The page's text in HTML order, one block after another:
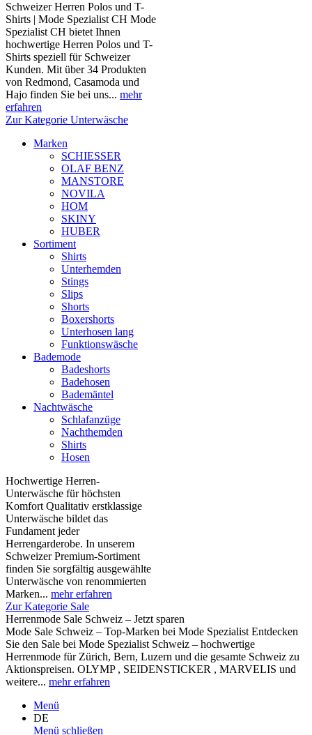
Schweizer Herren Polos und T-
Shirts | Mode Spezialist CH Mode
Spezialist CH bietet Ihnen
hochwertige Herren Polos und T-
Shirts speziell für Schweizer
Kunden. Mit über 34 Produkten
von Redmond, Casamoda und
Hajo finden Sie bei uns... mehr
erfahren
Zur Kategorie Unterwäsche
Marken
SCHIESSER
OLAF BENZ
MANSTORE
NOVILA
HOM
SKINY
HUBER
Sortiment
Shirts
Unterhemden
Stings
Slips
Shorts
Boxershorts
Unterhosen lang
Funktionswäsche
Bademode
Badeshorts
Badehosen
Bademäntel
Nachtwäsche
Schlafanzüge
Nachthemden
Shirts
Hosen
Hochwertige Herren-
Unterwäsche für höchsten
Komfort Qualitativ erstklassige
Unterwäsche bildet das
Fundament jeder
Herrengarderobe. In unserem
Schweizer Premium-Sortiment
finden Sie sorgfältig ausgewählte
Unterwäsche von renommierten
Marken... mehr erfahren
Zur Kategorie Sale
Herrenmode Sale Schweiz – Jetzt sparen
Mode Sale Schweiz – Top-Marken bei Mode Spezialist Entdecken
Sie den Sale bei Mode Spezialist Schweiz – hochwertige
Herrenmode für Zürich, Bern, Luzern und die gesamte Schweiz zu
Aktionspreisen. OLYMP , SEIDENSTICKER , MARVELIS und
weitere... mehr erfahren
Menü
DE
Menü schließen